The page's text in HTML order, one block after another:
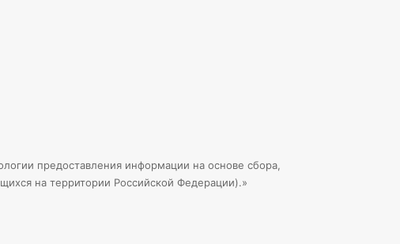
предоставления информации на основе сбора,
на территории Российской Федерации).»